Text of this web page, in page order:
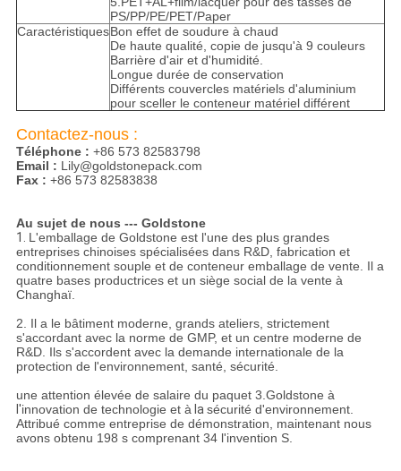
PS/PP/PE/PET/Paper
CaractéristiquesBon effet de soudure à chaud
De haute qualité, copie de jusqu'à 9 couleurs
Barrière d'air et d'humidité.
Longue durée de conservation
Différents couvercles matériels d'aluminium
pour sceller le conteneur matériel différent
Contactez-nous :
Téléphone : +86 573 82583798
Email : Lily@goldstonepack.com
Fax : +86 573 82583838
Au sujet de nous --- Goldstone
1. L'emballage de Goldstone est l'une des plus grandes
entreprises chinoises spécialisées dans R&D, fabrication et
conditionnement souple et de conteneur emballage de vente. Il a
quatre bases productrices et un siège social de la vente à
Changhaï.
2. Il a le bâtiment moderne, grands ateliers, strictement
s'accordant avec la norme de GMP, et un centre moderne de
R&D. Ils s'accordent avec la demande internationale de la
protection de l'environnement, santé, sécurité.
une attention élevée de salaire du paquet 3.Goldstone à
l'innovation de technologie et àlasécurité d'environnement.
Attribué comme entreprise de démonstration, maintenant nous
avons obtenu 198 s comprenant 34 l'invention S.